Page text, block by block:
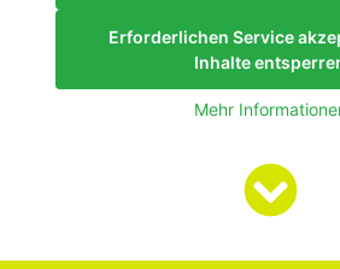
Erforderlichen Service
Inhalte
Mehr